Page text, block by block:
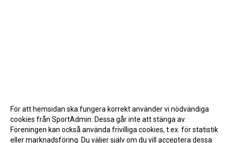
För att hemsidan ska fungera korrekt använder vi nödvändiga
cookies från SportAdmin. Dessa går inte att stänga av.
Föreningen kan också använda frivilliga cookies, t.ex. för statistik
eller marknadsföring. Du väljer själv om du vill acceptera dessa.